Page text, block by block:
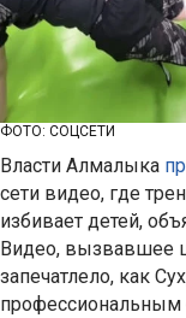
ФОТО: СОЦСЕТИ
Власти Алмалыка
сети видео, где
избивает детей,
Видео, вызвавшее
запечатлело, как